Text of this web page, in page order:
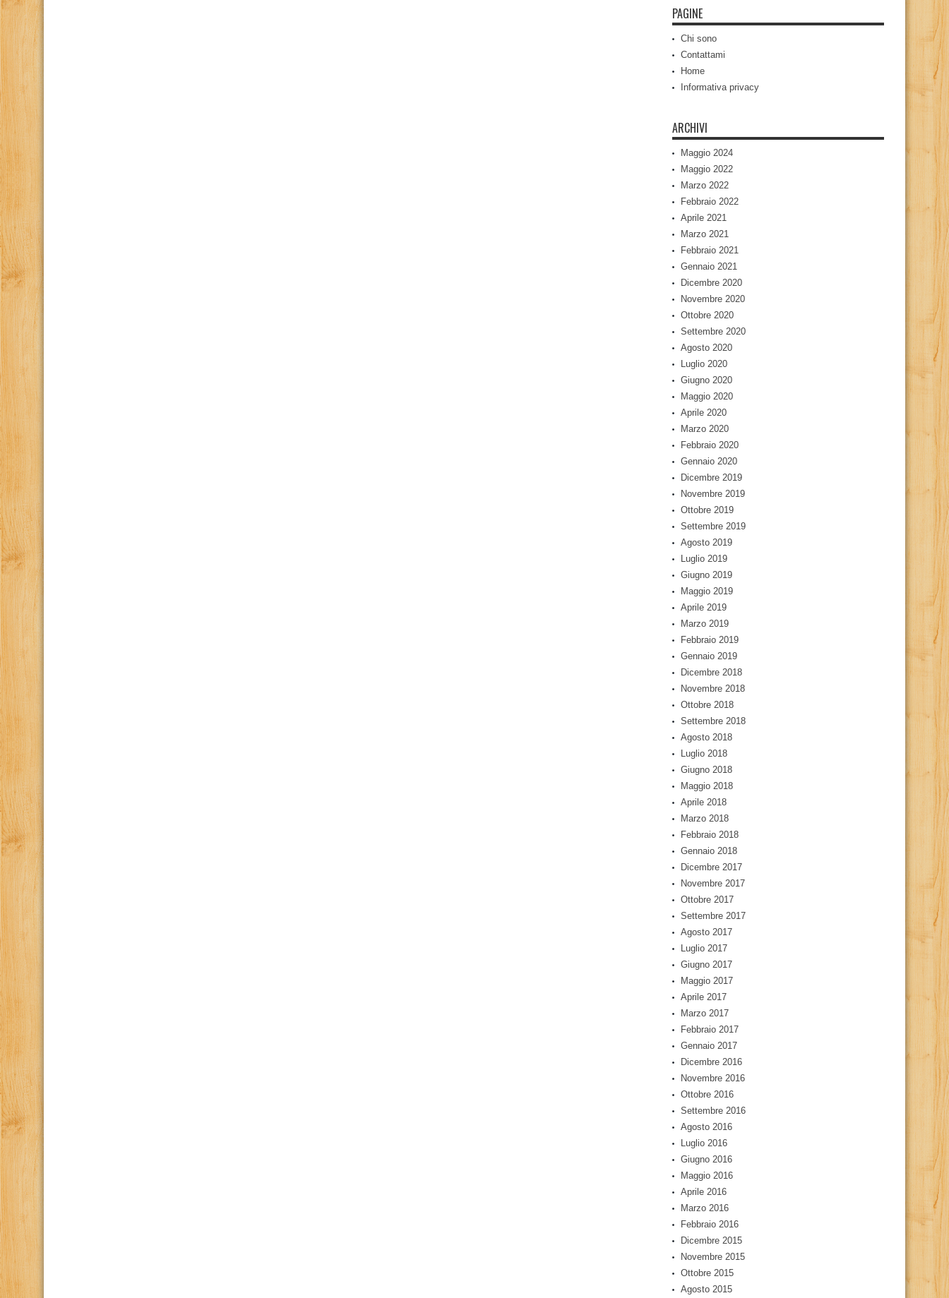
PAGINE
Chi sono
Contattami
Home
Informativa privacy
ARCHIVI
Maggio 2024
Maggio 2022
Marzo 2022
Febbraio 2022
Aprile 2021
Marzo 2021
Febbraio 2021
Gennaio 2021
Dicembre 2020
Novembre 2020
Ottobre 2020
Settembre 2020
Agosto 2020
Luglio 2020
Giugno 2020
Maggio 2020
Aprile 2020
Marzo 2020
Febbraio 2020
Gennaio 2020
Dicembre 2019
Novembre 2019
Ottobre 2019
Settembre 2019
Agosto 2019
Luglio 2019
Giugno 2019
Maggio 2019
Aprile 2019
Marzo 2019
Febbraio 2019
Gennaio 2019
Dicembre 2018
Novembre 2018
Ottobre 2018
Settembre 2018
Agosto 2018
Luglio 2018
Giugno 2018
Maggio 2018
Aprile 2018
Marzo 2018
Febbraio 2018
Gennaio 2018
Dicembre 2017
Novembre 2017
Ottobre 2017
Settembre 2017
Agosto 2017
Luglio 2017
Giugno 2017
Maggio 2017
Aprile 2017
Marzo 2017
Febbraio 2017
Gennaio 2017
Dicembre 2016
Novembre 2016
Ottobre 2016
Settembre 2016
Agosto 2016
Luglio 2016
Giugno 2016
Maggio 2016
Aprile 2016
Marzo 2016
Febbraio 2016
Dicembre 2015
Novembre 2015
Ottobre 2015
Agosto 2015